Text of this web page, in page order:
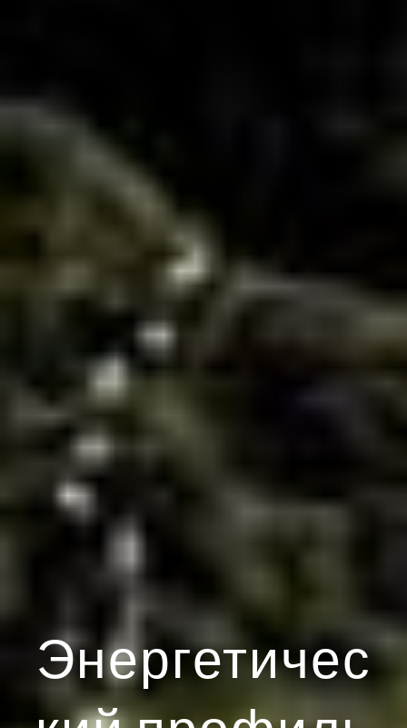
Энергетичес